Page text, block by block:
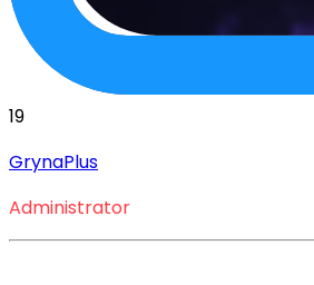
19
GrynaPlus
Administrator